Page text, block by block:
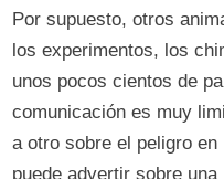
Por supuesto, otros
los experimentos, los
unos pocos cientos de
comunicación es muy
a otro sobre el peligro
puede advertir sobre